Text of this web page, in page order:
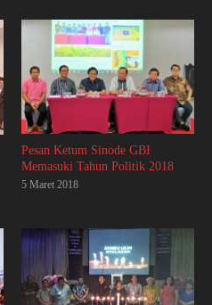
Pesan Ketum Sinode GBI
Memasuki Tahun Politik 2018
5 Maret 2018